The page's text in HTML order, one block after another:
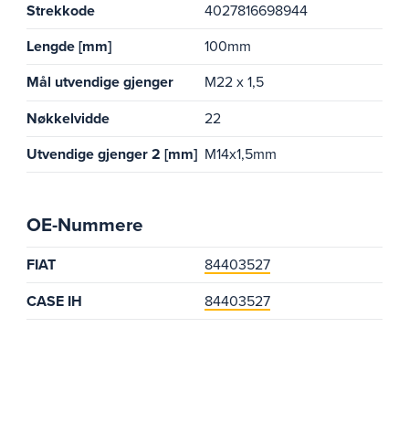
Strekkode
4027816698944
Lengde [mm]
100mm
Mål utvendige gjenger
M22 x 1,5
Nøkkelvidde
22
Utvendige gjenger 2 [mm] M14x1,5mm
OE-Nummere
FIAT
84403527
CASE IH
84403527